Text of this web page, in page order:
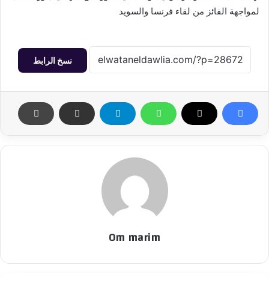
لمواجهة الفائز من لقاء فرنسا والسويد
نسخ الرابط
Om marim